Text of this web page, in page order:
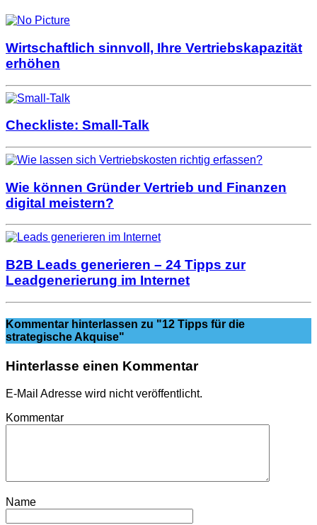
Wirtschaftlich sinnvoll, Ihre Vertriebskapazität
erhöhen
Checkliste: Small-Talk
Wie können Gründer Vertrieb und Finanzen
digital meistern?
B2B Leads generieren – 24 Tipps zur
Leadgenerierung im Internet
Kommentar hinterlassen zu "12 Tipps für die
strategische Akquise"
Hinterlasse einen Kommentar
E-Mail Adresse wird nicht veröffentlicht.
Kommentar
Name